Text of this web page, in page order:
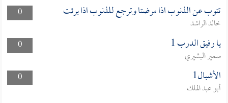
0
تتوب عن الذنوب اذا مرضتا وترجع للذنوب اذا برئت
خالد الراشد
0
يا رفيق الدرب 1
سمير البشيري
0
الأشبال1
أبو عبد الملك